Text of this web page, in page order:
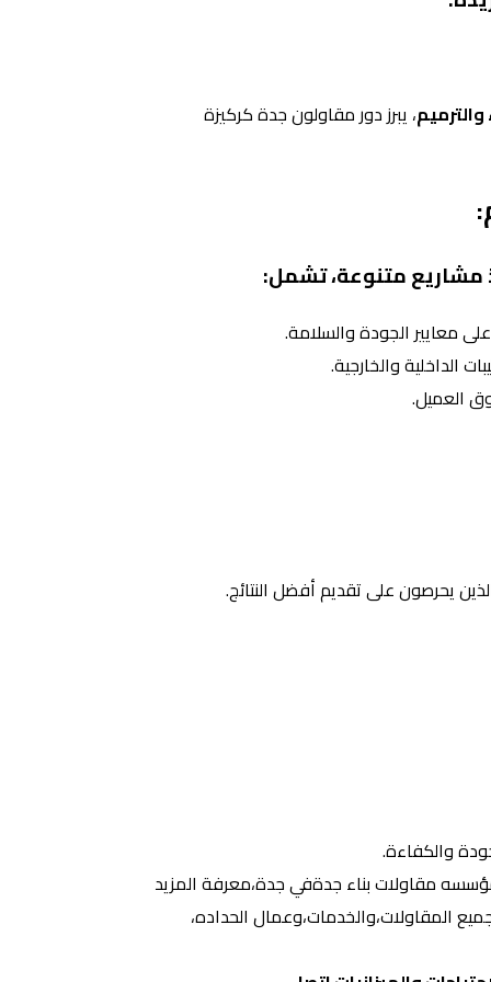
والترميم، يبرز دور مقاولون جدة كركيزة
مشاريع متنوعة، تشمل:
معايير الجودة والسلامة.
الداخلية والخارجية.
العميل.
يحرصون على تقديم أفضل النتائج.
والكفاءة.
مقاولات بناء جدةفي جدة،معرفة المزيد
المقاولات،والخدمات،وعمال الحداده،